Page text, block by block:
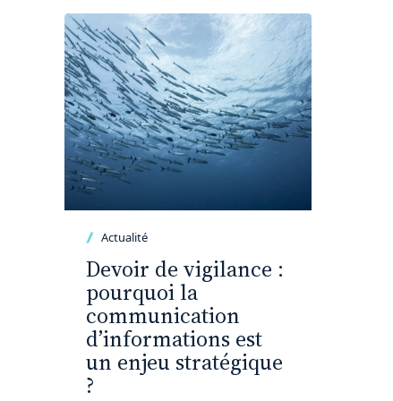
Actualité
Devoir de vigilance :
pourquoi la
communication
d’informations est
un enjeu stratégique
?